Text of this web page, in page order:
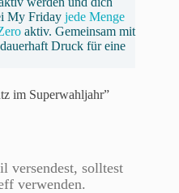
My Friday jede Menge
aktiv. Gemeinsam mit
Druck für eine
im Superwahljahr”
versendest, solltest
verwenden.